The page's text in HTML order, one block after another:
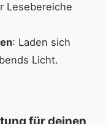
Lesebereiche
: Laden sich
Licht.